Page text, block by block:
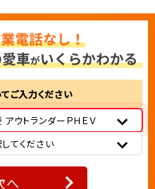
ご入力ください
アウトランダーＰＨＥＶ
てください
へ